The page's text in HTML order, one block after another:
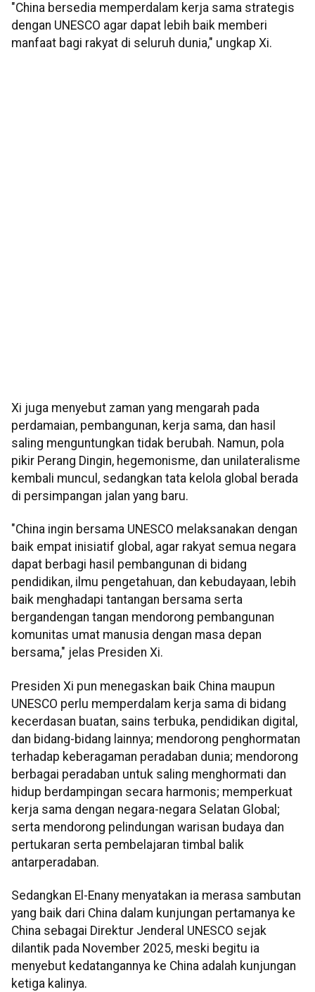
"China bersedia memperdalam kerja sama strategis
dengan UNESCO agar dapat lebih baik memberi
manfaat bagi rakyat di seluruh dunia," ungkap Xi.
Xi juga menyebut zaman yang mengarah pada
perdamaian, pembangunan, kerja sama, dan hasil
saling menguntungkan tidak berubah. Namun, pola
pikir Perang Dingin, hegemonisme, dan unilateralisme
kembali muncul, sedangkan tata kelola global berada
di persimpangan jalan yang baru.
"China ingin bersama UNESCO melaksanakan dengan
baik empat inisiatif global, agar rakyat semua negara
dapat berbagi hasil pembangunan di bidang
pendidikan, ilmu pengetahuan, dan kebudayaan, lebih
baik menghadapi tantangan bersama serta
bergandengan tangan mendorong pembangunan
komunitas umat manusia dengan masa depan
bersama," jelas Presiden Xi.
Presiden Xi pun menegaskan baik China maupun
UNESCO perlu memperdalam kerja sama di bidang
kecerdasan buatan, sains terbuka, pendidikan digital,
dan bidang-bidang lainnya; mendorong penghormatan
terhadap keberagaman peradaban dunia; mendorong
berbagai peradaban untuk saling menghormati dan
hidup berdampingan secara harmonis; memperkuat
kerja sama dengan negara-negara Selatan Global;
serta mendorong pelindungan warisan budaya dan
pertukaran serta pembelajaran timbal balik
antarperadaban.
Sedangkan El-Enany menyatakan ia merasa sambutan
yang baik dari China dalam kunjungan pertamanya ke
China sebagai Direktur Jenderal UNESCO sejak
dilantik pada November 2025, meski begitu ia
menyebut kedatangannya ke China adalah kunjungan
ketiga kalinya.